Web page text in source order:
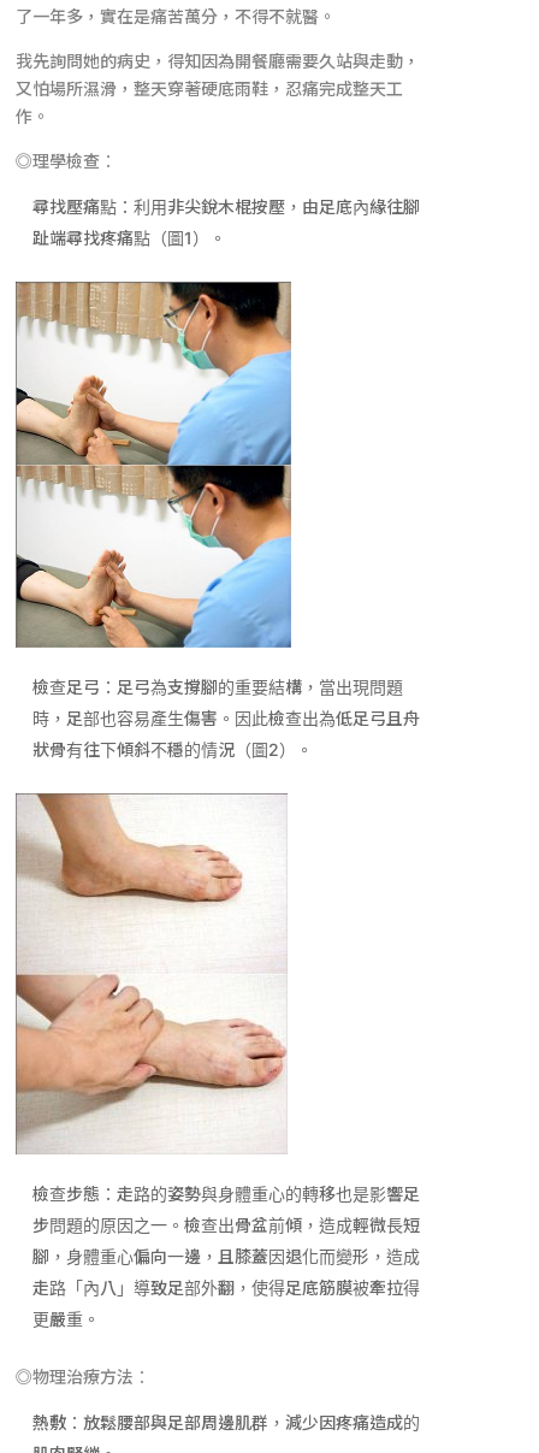
了一年多，實在是痛苦萬分，不得不就醫。
我先詢問她的病史，得知因為開餐廳需要久站與走動，
又怕場所濕滑，整天穿著硬底雨鞋，忍痛完成整天工
作。
◎理學檢查：
尋找壓痛點：利用非尖銳木棍按壓，由足底內緣往腳
趾端尋找疼痛點（圖1）。
檢查足弓：足弓為支撐腳的重要結構，當出現問題
時，足部也容易產生傷害。因此檢查出為低足弓且舟
狀骨有往下傾斜不穩的情況（圖2）。
檢查步態：走路的姿勢與身體重心的轉移也是影響足
步問題的原因之一。檢查出骨盆前傾，造成輕微長短
腳，身體重心偏向一邊，且膝蓋因退化而變形，造成
走路「內八」導致足部外翻，使得足底筋膜被牽拉得
更嚴重。
◎物理治療方法：
熱敷：放鬆腰部與足部周邊肌群，減少因疼痛造成的